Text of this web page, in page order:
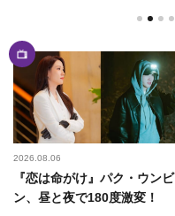
2026.08.06
『恋は命がけ』パク・ウンビ
ン、昼と夜で180度激変！